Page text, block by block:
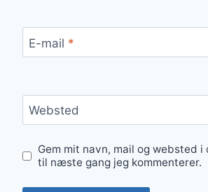
E-mail *
Websted
Gem mit navn, mail og websted
til næste gang jeg kommenterer.